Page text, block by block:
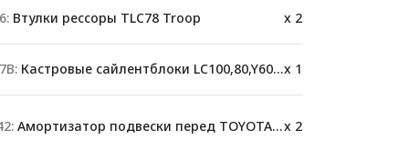
Втулки рессоры TLC78 Troop x 2
Кастровые сайлентблоки LC100,80,Y60,78 x 1
Амортизатор подвески перед TOYOTA 76/78/79 x 2